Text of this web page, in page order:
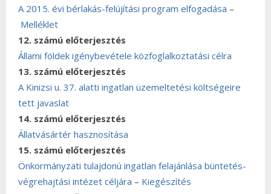
A 2015. évi bérlakás-felújítási program elfogadása –
Melléklet
12. számú előterjesztés
Állami földek igénybevétele közfoglalkoztatási célra
13. számú előterjesztés
A Kinizsi u. 37. alatti ingatlan üzemeltetési költségeire
tett javaslat
14. számú előterjesztés
Állatvásártér hasznosítása
15. számú előterjesztés
Önkormányzati tulajdonú ingatlan felajánlása büntetés-
végrehajtási intézet céljára – Kiegészítés